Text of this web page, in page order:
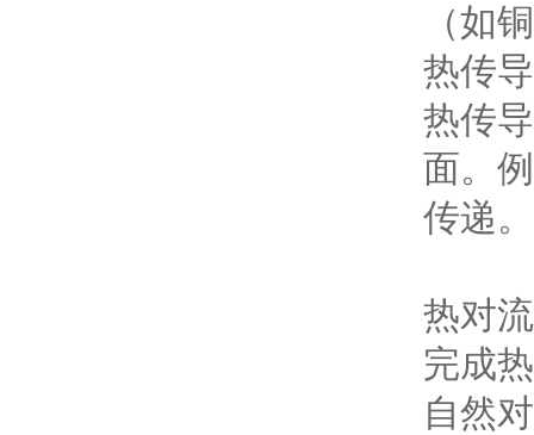
（如
热传
热传
面。
传递。
热对
完成
自然